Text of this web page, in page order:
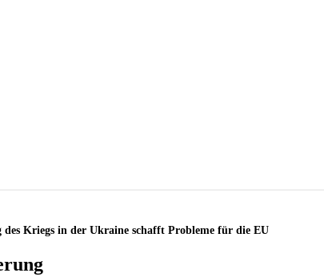
Kriegs in der Ukraine schafft Probleme für die EU